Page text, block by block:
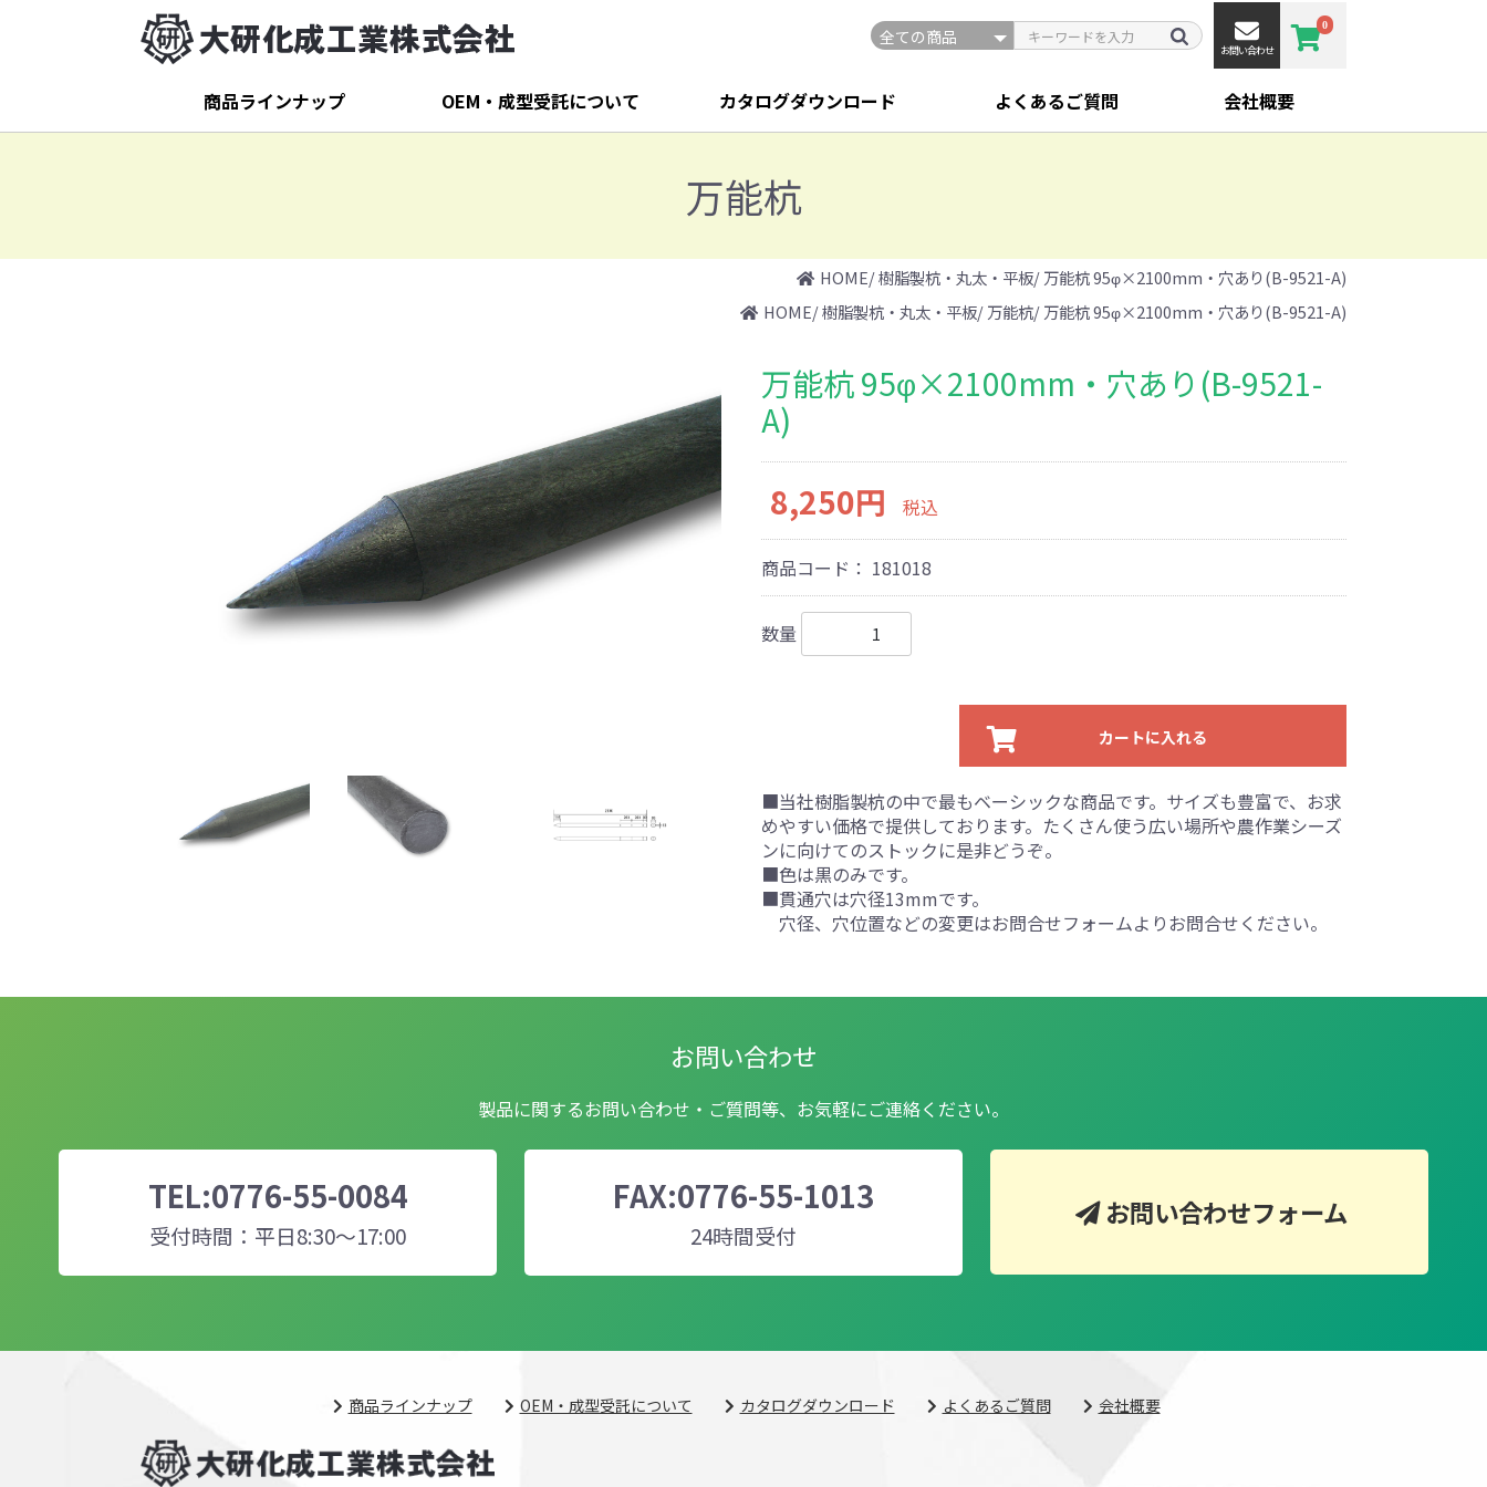
お問い合わせ
0
商品ラインナップ OEM・成型受託について カタログダウンロード よくあるご質問 会社概要
万能杭
HOME/樹脂製杭・丸太・平板/ 万能杭 95φ×2100mm・穴あり(B-9521-A)
HOME/樹脂製杭・丸太・平板/万能杭/ 万能杭 95φ×2100mm・穴あり(B-9521-A)
万能杭 95φ×2100mm・穴あり(B-9521-
A)
8,250円
税込
商品コード： 181018
数量
カートに入れる
■当社樹脂製杭の中で最もベーシックな商品です。サイズも豊富で、お求
めやすい価格で提供しております。たくさん使う広い場所や農作業シーズ
ンに向けてのストックに是非どうぞ。
■色は黒のみです。
■貫通穴は穴径13mmです。
穴径、穴位置などの変更はお問合せフォームよりお問合せください。
お問い合わせ
製品に関するお問い合わせ・ご質問等、お気軽にご連絡ください。
TEL:0776-55-0084
受付時間：平日8:30～17:00
FAX:0776-55-1013
24時間受付
お問い合わせフォーム
商品ラインナップ OEM・成型受託について カタログダウンロード よくあるご質問 会社概要